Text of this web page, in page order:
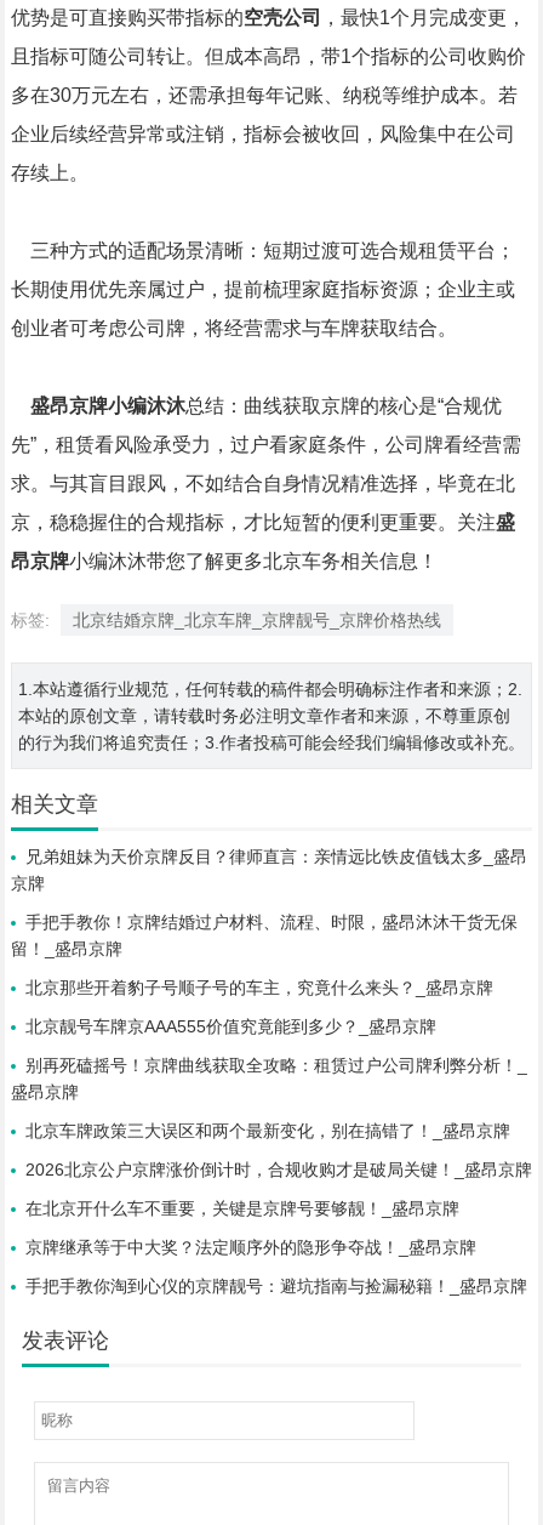
优势是可直接购买带指标的空壳公司
，最快1个月完成变更，
且指标可随公司转让。但成本高昂，带1个指标的公司收购价
多在30万元左右，还需承担每年记账、纳税等维护成本。若
企业后续经营异常或注销，指标会被收回，风险集中在公司
存续上。
三种方式的适配场景清晰：短期过渡可选合规租赁平台；
长期使用优先亲属过户，提前梳理家庭指标资源；企业主或
创业者可考虑公司牌，将经营需求与车牌获取结合。
盛昂京牌小编沐沐总结：曲线获取京牌的核心是“合规优
先”，租赁看风险承受力，过户看家庭条件，公司牌看经营需
求。与其盲目跟风，不如结合自身情况精准选择，毕竟在北
京，稳稳握住的合规指标，才比短暂的便利更重要。关注盛
昂京牌小编沐沐带您了解更多北京车务相关信息！
标签: 北京结婚京牌_北京车牌_京牌靓号_京牌价格热线
1.本站遵循行业规范，任何转载的稿件都会明确标注作者和来源；2.
本站的原创文章，请转载时务必注明文章作者和来源，不尊重原创
的行为我们将追究责任；3.作者投稿可能会经我们编辑修改或补充。
相关文章
兄弟姐妹为天价京牌反目？律师直言：亲情远比铁皮值钱太多_盛昂
京牌
手把手教你！京牌结婚过户材料、流程、时限，盛昂沐沐干货无保
留！_盛昂京牌
北京那些开着豹子号顺子号的车主，究竟什么来头？_盛昂京牌
北京靓号车牌京AAA555价值究竟能到多少？_盛昂京牌
别再死磕摇号！京牌曲线获取全攻略：租赁过户公司牌利弊分析！_
盛昂京牌
北京车牌政策三大误区和两个最新变化，别在搞错了！_盛昂京牌
2026北京公户京牌涨价倒计时，合规收购才是破局关键！_盛昂京牌
在北京开什么车不重要，关键是京牌号要够靓！_盛昂京牌
京牌继承等于中大奖？法定顺序外的隐形争夺战！_盛昂京牌
手把手教你淘到心仪的京牌靓号：避坑指南与捡漏秘籍！_盛昂京牌
发表评论